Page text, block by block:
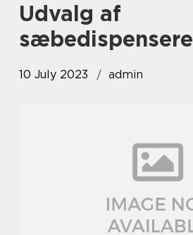
udvalg af
sæbedispensere
10 July 2023 admin